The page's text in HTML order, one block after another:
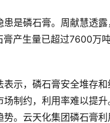
磷石膏。周献慧透露
产生量已超过7600万
，磷石膏安全堆存和
制约，利用率难以提
。云天化集团磷石膏